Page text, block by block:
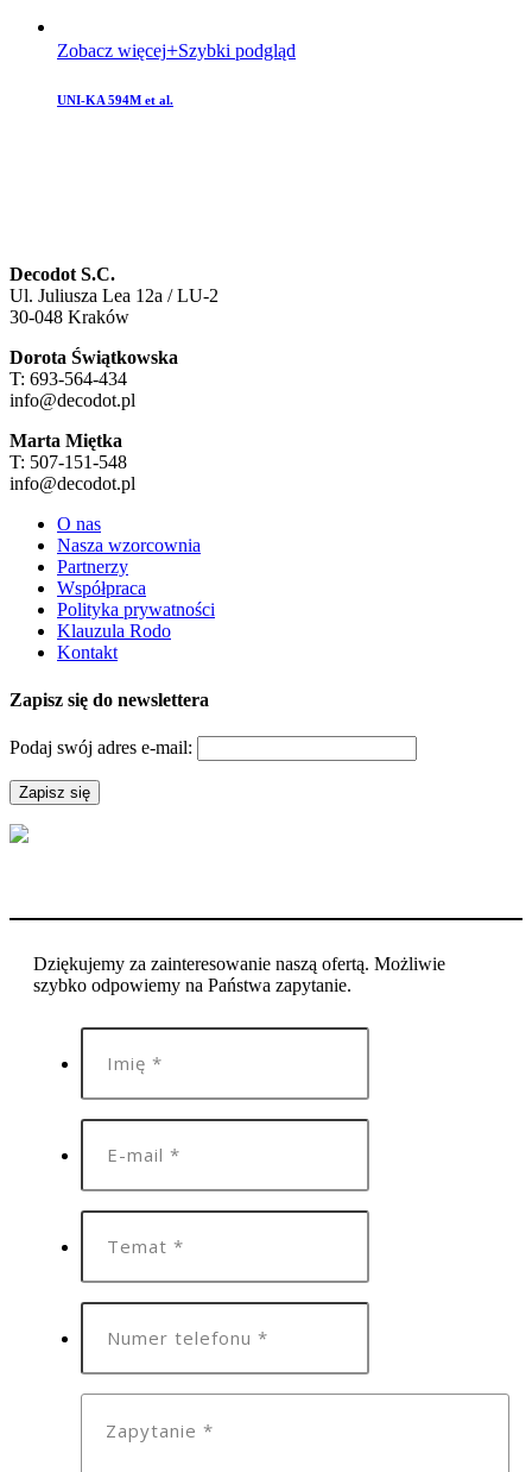
Zobacz więcej Szybki podgląd
UNI-KA 594M et al.
Decodot S.C.
Ul. Juliusza Lea 12a / LU-2
30-048 Kraków
Dorota Świątkowska
T: 693-564-434
info@decodot.pl
Marta Miętka
T: 507-151-548
info@decodot.pl
O nas
Nasza wzorcownia
Partnerzy
Współpraca
Polityka prywatności
Klauzula Rodo
Kontakt
Zapisz się do newslettera
Podaj swój adres e-mail:
Dziękujemy za zainteresowanie naszą ofertą. Możliwie
szybko odpowiemy na Państwa zapytanie.